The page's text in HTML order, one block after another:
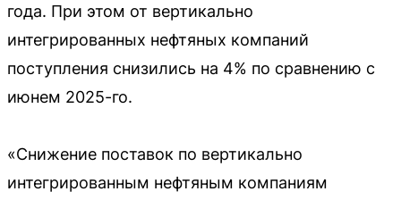
года. При этом от вертикально
интегрированных нефтяных компаний
поступления снизились на 4% по сравнению с
июнем 2025-го.
«Снижение поставок по вертикально
интегрированным нефтяным компаниям